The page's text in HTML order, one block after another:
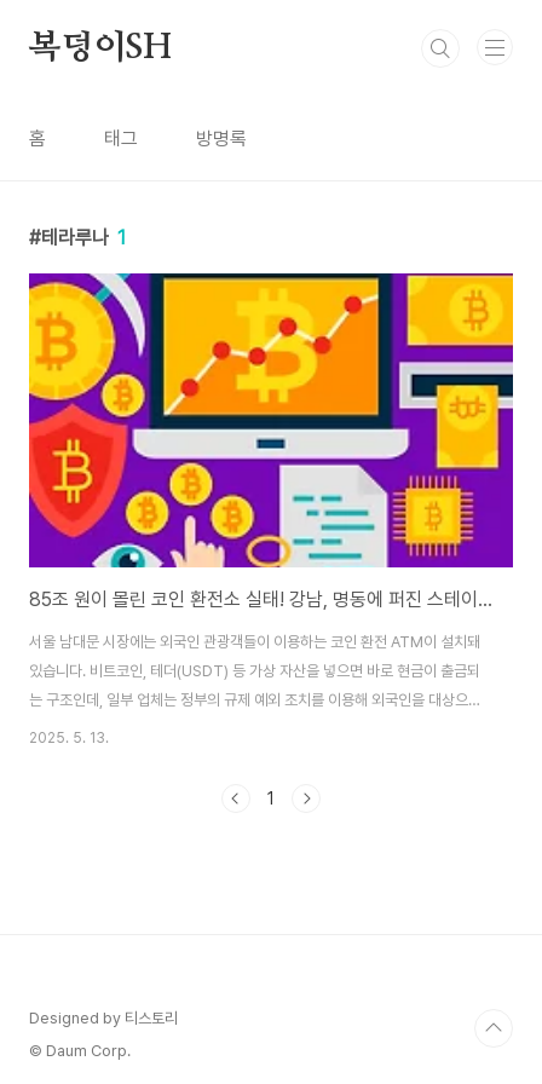
복덩이SH
홈 태그 방명록
테라루나 1
85조 원이 몰린 코인 환전소 실태! 강남, 명동에 퍼진 스테이블 코인의 진실
서울 남대문 시장에는 외국인 관광객들이 이용하는 코인 환전 ATM이 설치돼
있습니다. 비트코인, 테더(USDT) 등 가상 자산을 넣으면 바로 현금이 출금되
는 구조인데, 일부 업체는 정부의 규제 예외 조치를 이용해 외국인을 대상으로
운영 중입니다. 이러한 서비스는 외국에서는 이미 대중화된 구조이며, 한국에
코인이 각광받을까?스테이블 코인은 달러, 금 등 실물 자산과 연동되어 가격 변
2025. 5. 13.
1
Designed by 티스토리
© Daum Corp.